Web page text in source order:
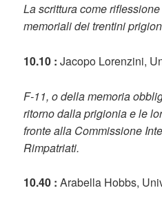
La scrittura come
memoriali dei trentini
10.10 : Jacopo Lorenzini,
F-11, o della memoria
ritorno dalla prigionia e le
fronte alla Commissione
Rimpatriati.
10.40 : Arabella Hobbs,